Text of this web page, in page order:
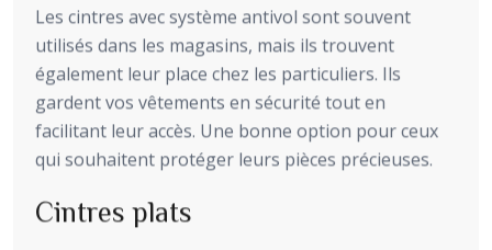
Les cintres avec système antivol sont souvent
utilisés dans les magasins, mais ils trouvent
également leur place chez les particuliers. Ils
gardent vos vêtements en sécurité tout en
facilitant leur accès. Une bonne option pour ceux
qui souhaitent protéger leurs pièces précieuses.
Cintres plats